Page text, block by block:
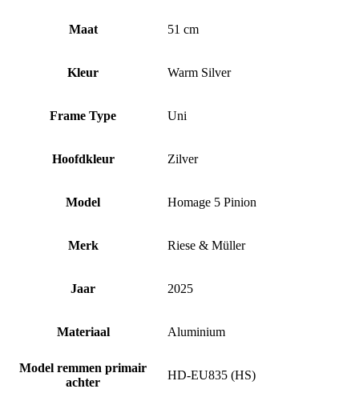
Maat 51 cm
Kleur Warm Silver
Frame Type Uni
Hoofdkleur Zilver
Model Homage 5 Pinion
Merk Riese & Müller
Jaar 2025
Materiaal Aluminium
Model remmen primair
achter
HD-EU835 (HS)